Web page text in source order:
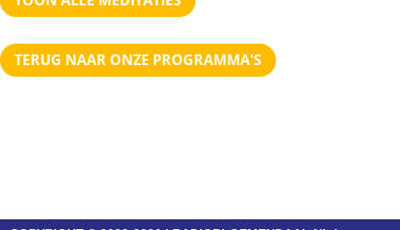
TERUG NAAR ONZE PROGRAMMA'S